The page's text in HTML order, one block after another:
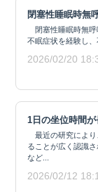
閉塞性睡眠時無
閉塞性睡眠時無呼
不眠症状を経験し、
2026/02/20
1日の坐位時間が
最近の研究により
ることが広く認識
など...
2026/02/12